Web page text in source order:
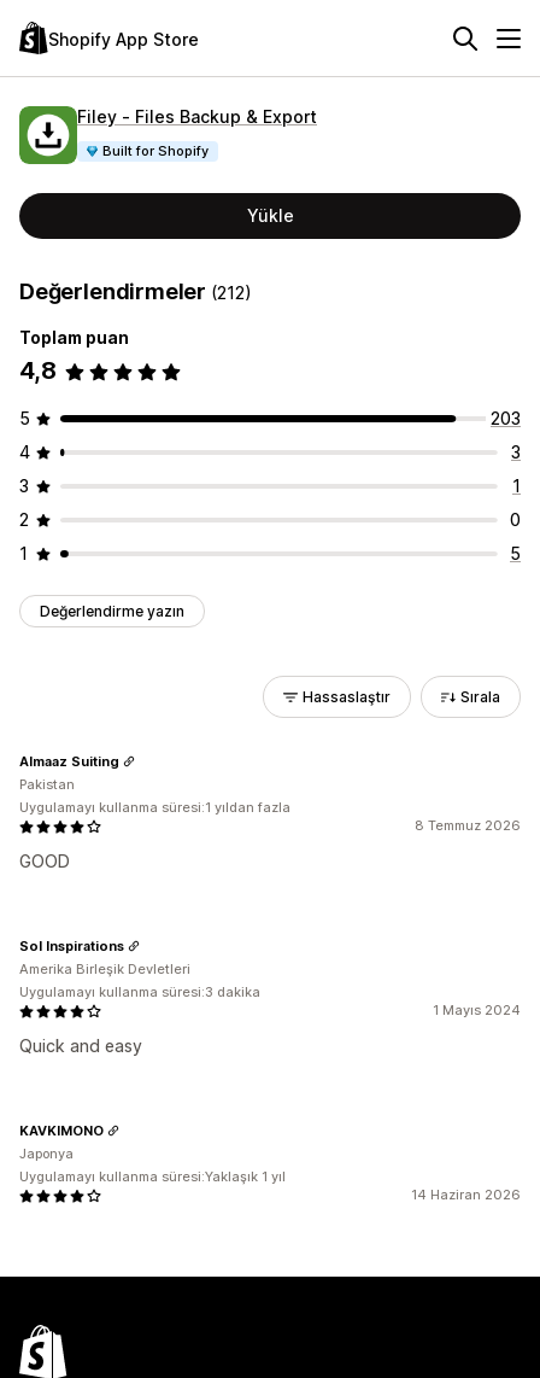
Shopify App Store
Filey ‑ Files Backup & Export
Built for Shopify
Yükle
Değerlendirmeler (212)
Toplam puan
4,8
5
203
4
3
3
1
2
0
1
5
Değerlendirme yazın
Hassaslaştır Sırala
8 Temmuz 2026
GOOD
Almaaz Suiting
Pakistan
Uygulamayı kullanma süresi:1 yıldan fazla
1 Mayıs 2024
Quick and easy
Sol Inspirations
Amerika Birleşik Devletleri
Uygulamayı kullanma süresi:3 dakika
14 Haziran 2026
KAVKIMONO
Japonya
Uygulamayı kullanma süresi:Yaklaşık 1 yıl